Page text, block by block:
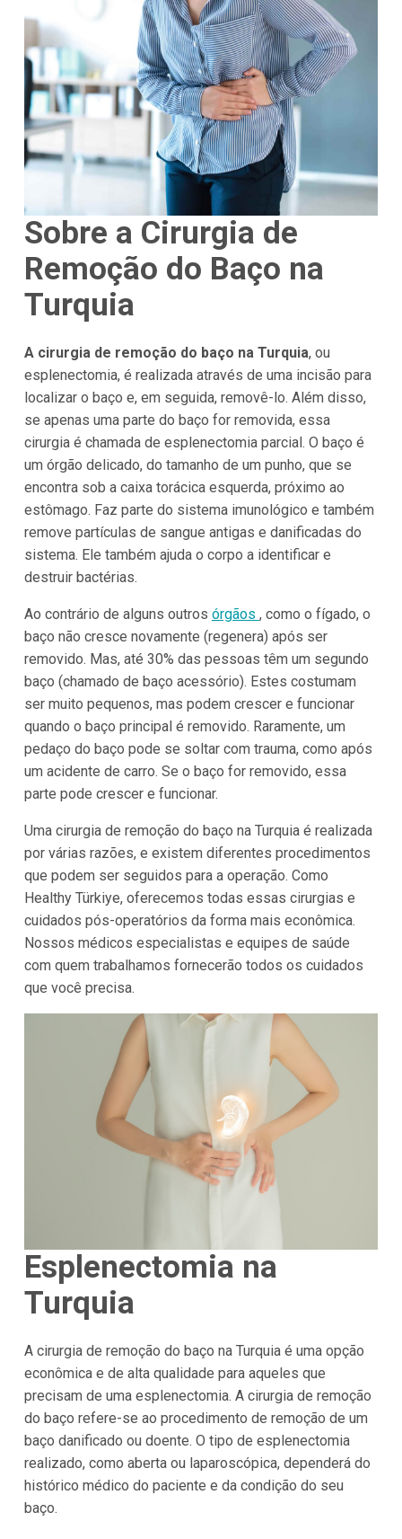
Sobre a Cirurgia de
Remoção do Baço na
Turquia
A cirurgia de remoção do baço na Turquia, ou
esplenectomia, é realizada através de uma incisão para
localizar o baço e, em seguida, removê-lo. Além disso,
se apenas uma parte do baço for removida, essa
cirurgia é chamada de esplenectomia parcial. O baço é
um órgão delicado, do tamanho de um punho, que se
encontra sob a caixa torácica esquerda, próximo ao
estômago. Faz parte do sistema imunológico e também
remove partículas de sangue antigas e danificadas do
sistema. Ele também ajuda o corpo a identificar e
destruir bactérias.
Ao contrário de alguns outros órgãos , como o fígado, o
baço não cresce novamente (regenera) após ser
removido. Mas, até 30% das pessoas têm um segundo
baço (chamado de baço acessório). Estes costumam
ser muito pequenos, mas podem crescer e funcionar
quando o baço principal é removido. Raramente, um
pedaço do baço pode se soltar com trauma, como após
um acidente de carro. Se o baço for removido, essa
parte pode crescer e funcionar.
Uma cirurgia de remoção do baço na Turquia é realizada
por várias razões, e existem diferentes procedimentos
que podem ser seguidos para a operação. Como
Healthy Türkiye, oferecemos todas essas cirurgias e
cuidados pós-operatórios da forma mais econômica.
Nossos médicos especialistas e equipes de saúde
com quem trabalhamos fornecerão todos os cuidados
que você precisa.
Esplenectomia na
Turquia
A cirurgia de remoção do baço na Turquia é uma opção
econômica e de alta qualidade para aqueles que
precisam de uma esplenectomia. A cirurgia de remoção
do baço refere-se ao procedimento de remoção de um
baço danificado ou doente. O tipo de esplenectomia
realizado, como aberta ou laparoscópica, dependerá do
histórico médico do paciente e da condição do seu
baço.